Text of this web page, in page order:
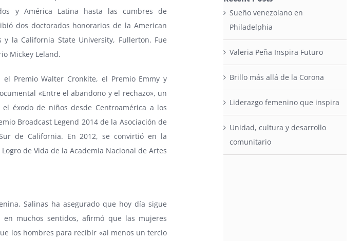
y América Latina hasta las cumbres de
dos doctorados honorarios de la American
y la California State University, Fullerton. Fue
Mickey Leland.
Premio Walter Cronkite, el Premio Emmy y
«Entre el abandono y el rechazo», un
éxodo de niños desde Centroamérica a los
Broadcast Legend 2014 de la Asociación de
de California. En 2012, se convirtió en la
de Vida de la Academia Nacional de Artes
Salinas ha asegurado que hoy día sigue
muchos sentidos, afirmó que las mujeres
los hombres para recibir «al menos un tercio
Sueño venezolano en
Philadelphia
Valeria Peña Inspira Futuro
Brillo más allá de la Corona
Liderazgo femenino que inspira
Unidad, cultura y desarrollo
comunitario